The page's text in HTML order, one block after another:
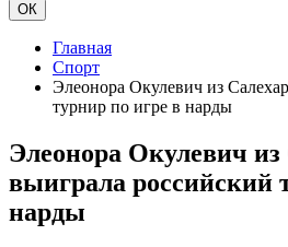
ОК
Главная
Спорт
Элеонора Окулевич из
турнир по игре в нарды
Элеонора Окулевич из
выиграла российский
нарды